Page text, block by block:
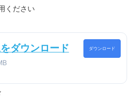
ください
ダウンロード ダウンロード